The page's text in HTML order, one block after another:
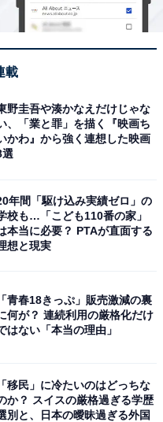
味わえる観光拠点とし
ります。お出かけの際
確認ください。
、ミュージアムの中も
（40代女性／神奈川
な海景色を見渡せる屋
、年末年始のドライブ
きるから」（40代男性
末年始で休館でも、そ
ながらのんびりとした
新潟県）といった声が
マです
載
野圭吾や湊かなえだけじゃな
、「業と罪」を描く『映画ち
かわ』から強く連想した映画
選
年間「駆け込み実績ゼロ」の
校も…「こども110番の家」
本当に必要？ PTAが直面する
想と現実
「青春18きっぷ」販売激減の裏
何が？ 連続利用の厳格化だけ
はない「本当の理由」
「移民」に冷たいのはどっちな
か？ スイスの厳格過ぎる学歴
別と、日本の曖昧過ぎる外国